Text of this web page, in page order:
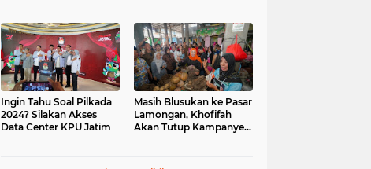
Ingin Tahu Soal Pilkada
2024? Silakan Akses
Data Center KPU Jatim
Masih Blusukan ke Pasar
Lamongan, Khofifah
Akan Tutup Kampanye